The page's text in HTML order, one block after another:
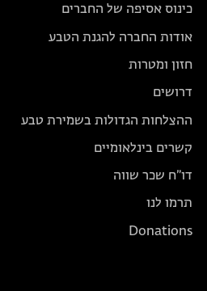
כינוס אסיפה של החברים
אודות החברה להגנת הטבע
חזון ומטרות
דרושים
ההצלחות הגדולות בשמירת טבע
קשרים בינלאומיים
דו״ח שכר שווה
תרמו לנו
Donations